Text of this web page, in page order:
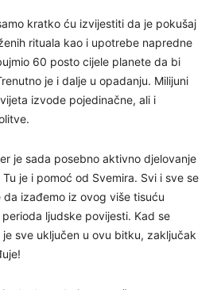
kratko ću izvijestiti da je pokušaj
rituala kao i upotrebe napredne
60 posto cijele planete da bi
je i dalje u opadanju. Milijuni
izvode pojedinačne, ali i
je sada posebno aktivno djelovanje
je i pomoć od Svemira. Svi i sve se
izađemo iz ovog više tisuću
ljudske povijesti. Kad se
sve uključen u ovu bitku, zaključak